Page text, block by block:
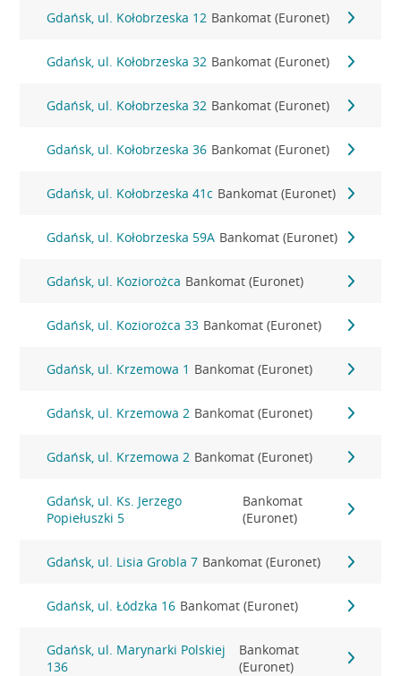
Gdańsk, ul. Kołobrzeska 12 Bankomat (Euronet)
Gdańsk, ul. Kołobrzeska 32 Bankomat (Euronet)
Gdańsk, ul. Kołobrzeska 32 Bankomat (Euronet)
Gdańsk, ul. Kołobrzeska 36 Bankomat (Euronet)
Gdańsk, ul. Kołobrzeska 41c Bankomat (Euronet)
Gdańsk, ul. Kołobrzeska 59A Bankomat (Euronet)
Gdańsk, ul. Koziorożca Bankomat (Euronet)
Gdańsk, ul. Koziorożca 33 Bankomat (Euronet)
Gdańsk, ul. Krzemowa 1 Bankomat (Euronet)
Gdańsk, ul. Krzemowa 2 Bankomat (Euronet)
Gdańsk, ul. Krzemowa 2 Bankomat (Euronet)
Gdańsk, ul. Ks. Jerzego
Popiełuszki 5
Bankomat
(Euronet)
Gdańsk, ul. Lisia Grobla 7 Bankomat (Euronet)
Gdańsk, ul. Łódzka 16 Bankomat (Euronet)
Gdańsk, ul. Marynarki Polskiej
136
Bankomat
(Euronet)